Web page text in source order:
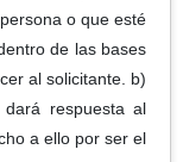
o que esté
de las bases
al solicitante. b)
respuesta al
a ello por ser el